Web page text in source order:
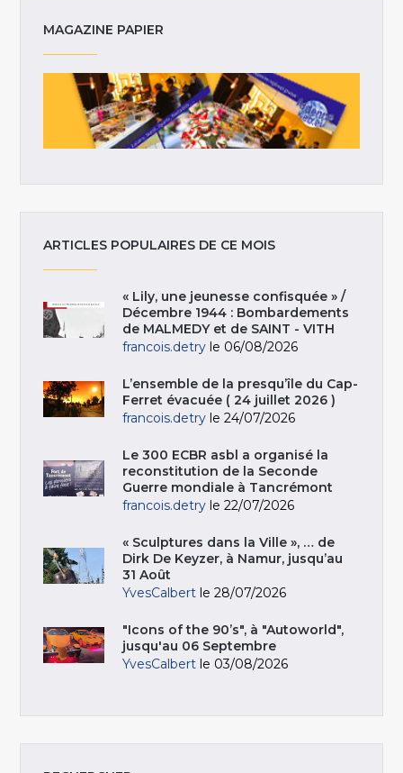
MAGAZINE PAPIER
ARTICLES POPULAIRES DE CE MOIS
« Lily, une jeunesse confisquée » /
Décembre 1944 : Bombardements
de MALMEDY et de SAINT - VITH
francois.detry le 06/08/2026
L’ensemble de la presqu’île du Cap-
Ferret évacuée ( 24 juillet 2026 )
francois.detry le 24/07/2026
Le 300 ECBR asbl a organisé la
reconstitution de la Seconde
Guerre mondiale à Tancrémont
francois.detry le 22/07/2026
« Sculptures dans la Ville », … de
Dirk De Keyzer, à Namur, jusqu’au
31 Août
YvesCalbert le 28/07/2026
"Icons of the 90’s", à "Autoworld",
jusqu'au 06 Septembre
YvesCalbert le 03/08/2026